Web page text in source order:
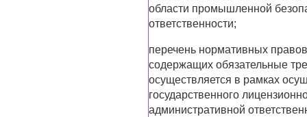
области промышленной
ответственности;
перечень нормативных
содержащих обязательные
осуществляется в рамках
государственного
административной